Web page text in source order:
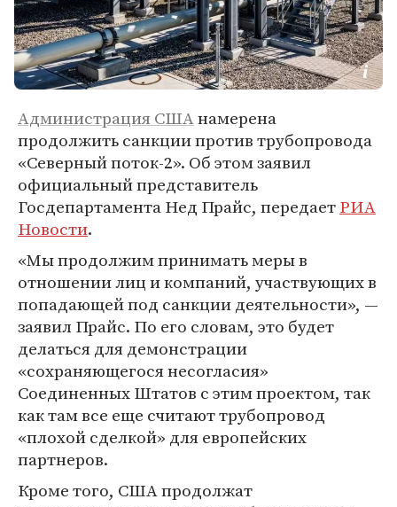
Администрация СШАнамерена
продолжить санкции против трубопровода
«Северный поток-2». Об этом заявил
официальный представитель
Госдепартамента Нед Прайс, передаетРИА
Новости.
«Мы продолжим принимать меры в
отношении лиц и компаний, участвующих в
попадающей под санкции деятельности», —
заявил Прайс. По его словам, это будет
делаться для демонстрации
«сохраняющегося несогласия»
Соединенных Штатов с этим проектом, так
как там все еще считают трубопровод
«плохой сделкой» для европейских
партнеров.
Кроме того, США продолжат